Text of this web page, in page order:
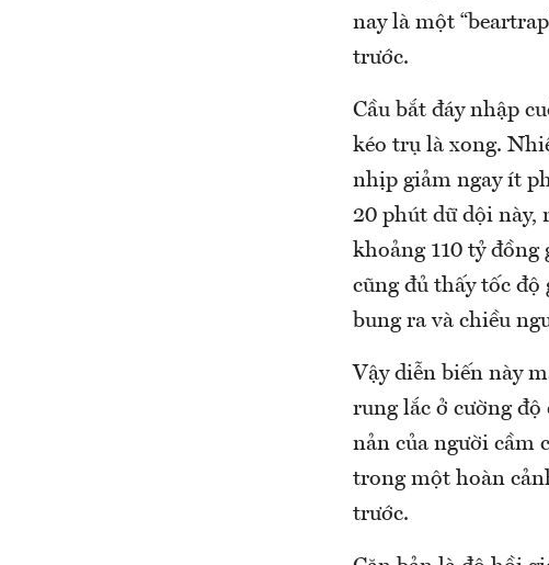
nay là một
trước.
Cầu bắt đáy nhập
kéo trụ là xong.
nhịp giảm ngay ít
20 phút dữ dội này,
khoảng 110 tỷ
cũng đủ thấy tốc
bung ra và chiều
Vậy diễn biến này
rung lắc ở cường
nản của người cầm
trong một hoàn
trước.